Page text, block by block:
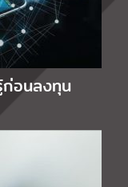
อนลงทุน